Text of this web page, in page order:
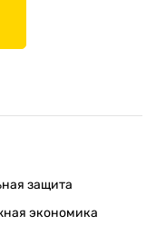
защита
экономика